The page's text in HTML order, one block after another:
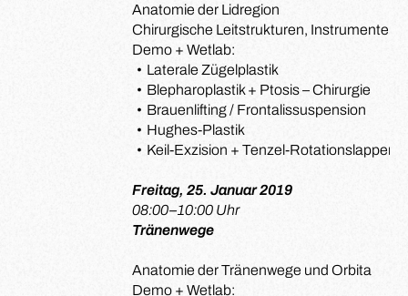
Anatomie der Lidregion
Chirurgische Leitstrukturen, Instrumente
Demo + Wetlab:
Laterale Zügelplastik
Blepharoplastik + Ptosis – Chirurgie
Brauenlifting / Frontalissuspension
Hughes-Plastik
Keil-Exzision + Tenzel-Rotationslappen
Freitag, 25. Januar 2019
08:00–10:00 Uhr
Tränenwege
Anatomie der Tränenwege und Orbita
Demo + Wetlab: